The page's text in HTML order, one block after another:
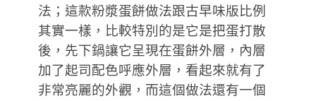
法；這款粉漿蛋餅做法跟古早味版比例
其實一樣，比較特別的是它是把蛋打散
後，先下鍋讓它呈現在蛋餅外層，內層
加了起司配色呼應外層，看起來就有了
非常亮麗的外觀，而這個做法還有一個